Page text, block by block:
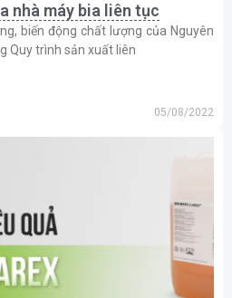
nhà máy bia liên tục
05/08/2022
biến động chất lượng của Nguyên
Quy trình sản xuất liên